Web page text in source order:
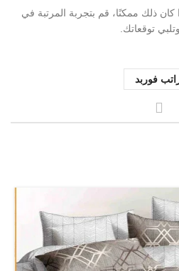
كان ذلك ممكنًا، قم بتجربة المرتبة في
توقعاتك.
فوربد